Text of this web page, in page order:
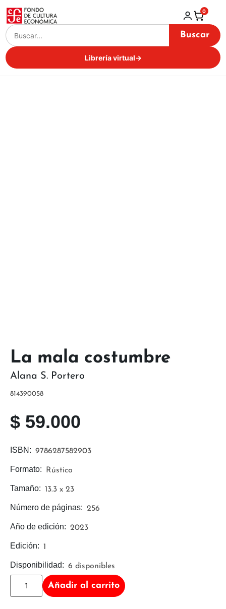
Buscar
Librería virtual→
0
Añadir al carrito
Disponibilidad: 6 disponibles
Edición: 1
Año de edición: 2023
Número de páginas: 256
Tamaño: 13.3 x 23
Formato: Rústico
ISBN: 9786287582903
$ 59.000
814390058
Alana S. Portero
La mala costumbre